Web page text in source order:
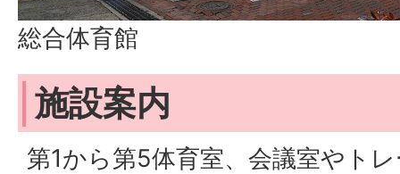
総合体育館
施設案内
第1から第5体育室、会議室やト